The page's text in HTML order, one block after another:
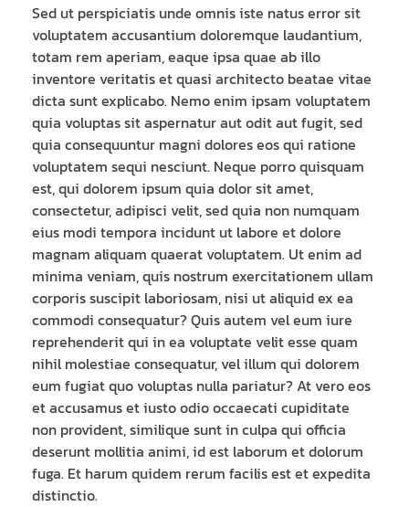
Sed ut perspiciatis unde omnis iste natus error sit
voluptatem accusantium doloremque laudantium,
totam rem aperiam, eaque ipsa quae ab illo
inventore veritatis et quasi architecto beatae vitae
dicta sunt explicabo. Nemo enim ipsam voluptatem
quia voluptas sit aspernatur aut odit aut fugit, sed
quia consequuntur magni dolores eos qui ratione
voluptatem sequi nesciunt. Neque porro quisquam
est, qui dolorem ipsum quia dolor sit amet,
consectetur, adipisci velit, sed quia non numquam
eius modi tempora incidunt ut labore et dolore
magnam aliquam quaerat voluptatem. Ut enim ad
minima veniam, quis nostrum exercitationem ullam
corporis suscipit laboriosam, nisi ut aliquid ex ea
commodi consequatur? Quis autem vel eum iure
reprehenderit qui in ea voluptate velit esse quam
nihil molestiae consequatur, vel illum qui dolorem
eum fugiat quo voluptas nulla pariatur? At vero eos
et accusamus et iusto odio occaecati cupiditate
non provident, similique sunt in culpa qui officia
deserunt mollitia animi, id est laborum et dolorum
fuga. Et harum quidem rerum facilis est et expedita
distinctio.